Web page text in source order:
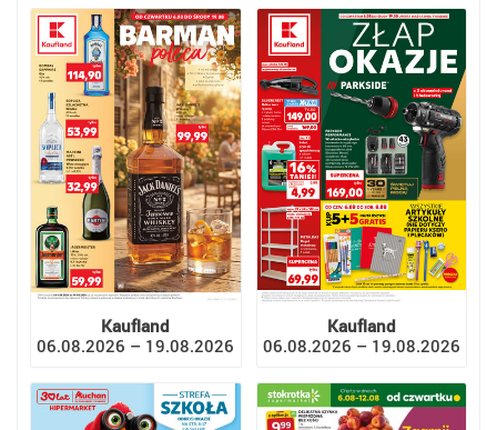
Kaufland
06.08.2026 – 19.08.2026
Kaufland
06.08.2026 – 19.08.2026